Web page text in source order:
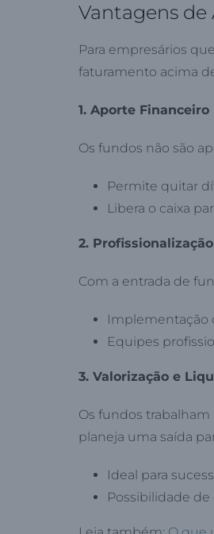
Vantagens
Para empresários
faturamento acima
1. Aporte
Os fundos não são
Permite quitar
Libera o caixa
2.
Com a entrada de
Implementação
Equipes
3. Valorização e
Os fundos
planeja uma saída
Ideal para
Possibilidade